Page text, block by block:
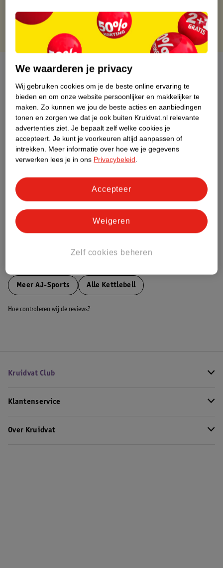
Over dit product
Productinformatie
Etiketinformatie
Nature Impact Score
Dit product heeft (nog) geen Nature
Meer informatie
Bestel & Bezorginformatie
Meer AJ-Sports Alle Kettlebell
Hoe controleren wij de reviews?
Kruidvat Club
Klantenservice
Over Kruidvat
We waarderen je privacy
Wij gebruiken cookies om je de beste online ervaring te
bieden en om onze website persoonlijker en makkelijker te
maken. Zo kunnen we jou de beste acties en aanbiedingen
tonen en zorgen we dat je ook buiten Kruidvat.nl relevante
advertenties ziet. Je bepaalt zelf welke cookies je
accepteert. Je kunt je voorkeuren altijd aanpassen of
intrekken. Meer informatie over hoe we je gegevens
verwerken lees je in ons Privacybeleid.
Zelf cookies beheren
Weigeren
Accepteer